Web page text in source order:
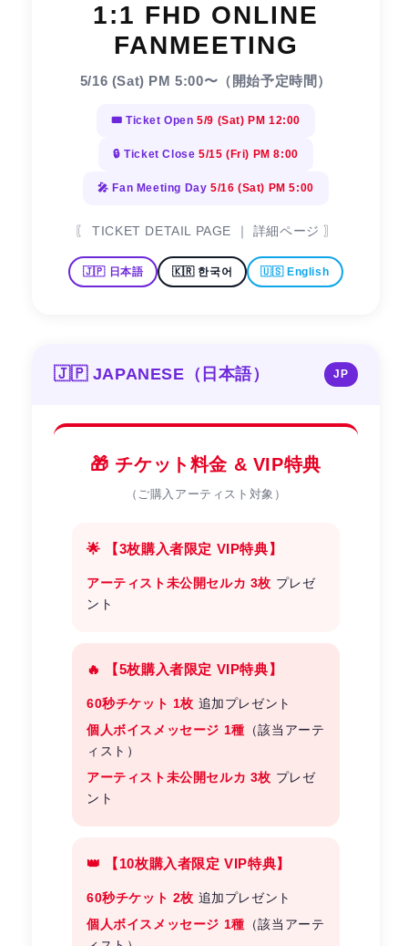
1:1 FHD ONLINE
FANMEETING
5/16 (Sat) PM 5:00〜（開始予定時間）
🎟 Ticket Open5/9 (Sat) PM 12:00
🔒 Ticket Close5/15 (Fri) PM 8:00
🎤 Fan Meeting Day 5/16 (Sat) PM 5:00
〖 TICKET DETAIL PAGE ｜ 詳細ページ 〗
🇯🇵 日本語 🇰🇷 한국어 🇺🇸 English
🇯🇵 JAPANESE（日本語） JP
🎁 チケット料金 & VIP特典
（ご購入アーティスト対象）
🌟 【3枚購入者限定 VIP特典】
アーティスト未公開セルカ 3枚 プレゼ
ント
🔥 【5枚購入者限定 VIP特典】
60秒チケット 1枚 追加プレゼント
個人ボイスメッセージ 1種 （該当アーテ
ィスト）
アーティスト未公開セルカ 3枚 プレゼ
ント
👑 【10枚購入者限定 VIP特典】
60秒チケット 2枚 追加プレゼント
個人ボイスメッセージ 1種 （該当アーテ